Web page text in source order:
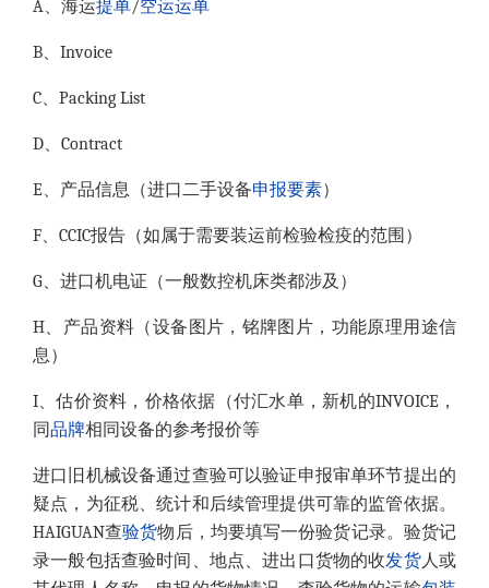
A、海运提单/空运运单
B、Invoice
C、Packing List
D、Contract
E、产品信息（进口二手设备申报要素）
F、CCIC报告（如属于需要装运前检验检疫的范围）
G、进口机电证（一般数控机床类都涉及）
H、产品资料（设备图片，铭牌图片，功能原理用途信
息）
I、估价资料，价格依据（付汇水单，新机的INVOICE，
同品牌相同设备的参考报价等
进口旧机械设备通过查验可以验证申报审单环节提出的
疑点，为征税、统计和后续管理提供可靠的监管依据。
HAIGUAN查验货物后，均要填写一份验货记录。验货记
录一般包括查验时间、地点、进出口货物的收发货人或